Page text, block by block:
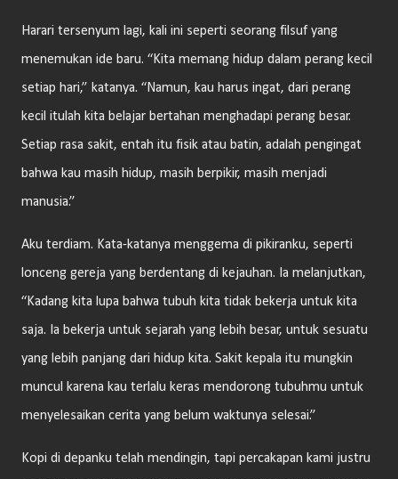
Harari tersenyum lagi, kali ini seperti seorang filsuf yang
menemukan ide baru. “Kita memang hidup dalam perang kecil
setiap hari,” katanya. “Namun, kau harus ingat, dari perang
kecil itulah kita belajar bertahan menghadapi perang besar.
Setiap rasa sakit, entah itu fisik atau batin, adalah pengingat
bahwa kau masih hidup, masih berpikir, masih menjadi
manusia.”
Aku terdiam. Kata-katanya menggema di pikiranku, seperti
lonceng gereja yang berdentang di kejauhan. Ia melanjutkan,
“Kadang kita lupa bahwa tubuh kita tidak bekerja untuk kita
saja. Ia bekerja untuk sejarah yang lebih besar, untuk sesuatu
yang lebih panjang dari hidup kita. Sakit kepala itu mungkin
muncul karena kau terlalu keras mendorong tubuhmu untuk
menyelesaikan cerita yang belum waktunya selesai.”
Kopi di depanku telah mendingin, tapi percakapan kami justru